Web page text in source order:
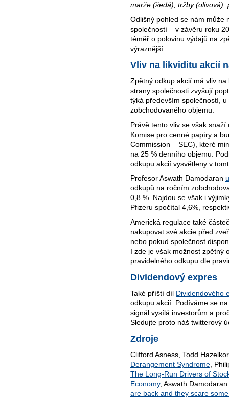
marže (šedá), tržby (olivová),
Odlišný pohled se nám může
společností – v závěru roku
téměř o polovinu výdajů na
výraznější.
Vliv na likviditu akcií
Zpětný odkup akcií má vliv
strany společnosti zvyšují
týká především společností,
zobchodovaného objemu.
Právě tento vliv se však
Komise pro cenné papíry a
Commission – SEC), které
na 25 % denního objemu.
odkupu akcií vysvětleny v
Profesor Aswath Damodaran
odkupů na ročním
0,8 %. Najdou se však i
Pfizeru spočítal 4,6%,
Americká regulace také
nakupovat své akcie před
nebo pokud společnost
I zde je však možnost zpětný
pravidelného odkupu dle
Dividendový expres
Také příští díl Dividendového
odkupu akcií. Podíváme se
signál vysílá investorům a
Sledujte proto náš twitterový
Zdroje
Clifford Asness, Todd
Derangement Syndrome ,
The Long-Run Drivers of
Economy, Aswath
are back and they scare